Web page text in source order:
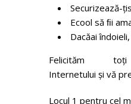
Securizează-
Ecool să ﬁi
Dacăai
Felicităm
Internetului și vă
Locul 1 pentru cel